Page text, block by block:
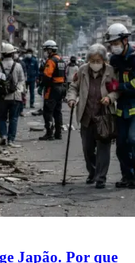
Japão. Por que